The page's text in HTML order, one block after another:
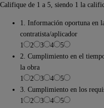
Califique de 1 a 5, siendo 1 la
1. Información oportuna en
contratista/aplicador
1
2 3 4
5
2. Cumplimiento en el
la obra
1
2 3 4
5
3. Cumplimiento en los
1
2 3 4
5